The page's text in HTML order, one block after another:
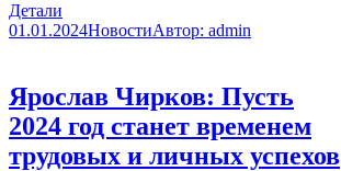
Детали
01.01.2024НовостиАвтор: admin
Ярослав Чирков: Пусть
2024 год станет временем
трудовых и личных успехов